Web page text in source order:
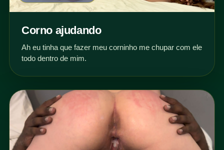
Corno ajudando
Ah eu tinha que fazer meu corninho me chupar com ele
todo dentro de mim.